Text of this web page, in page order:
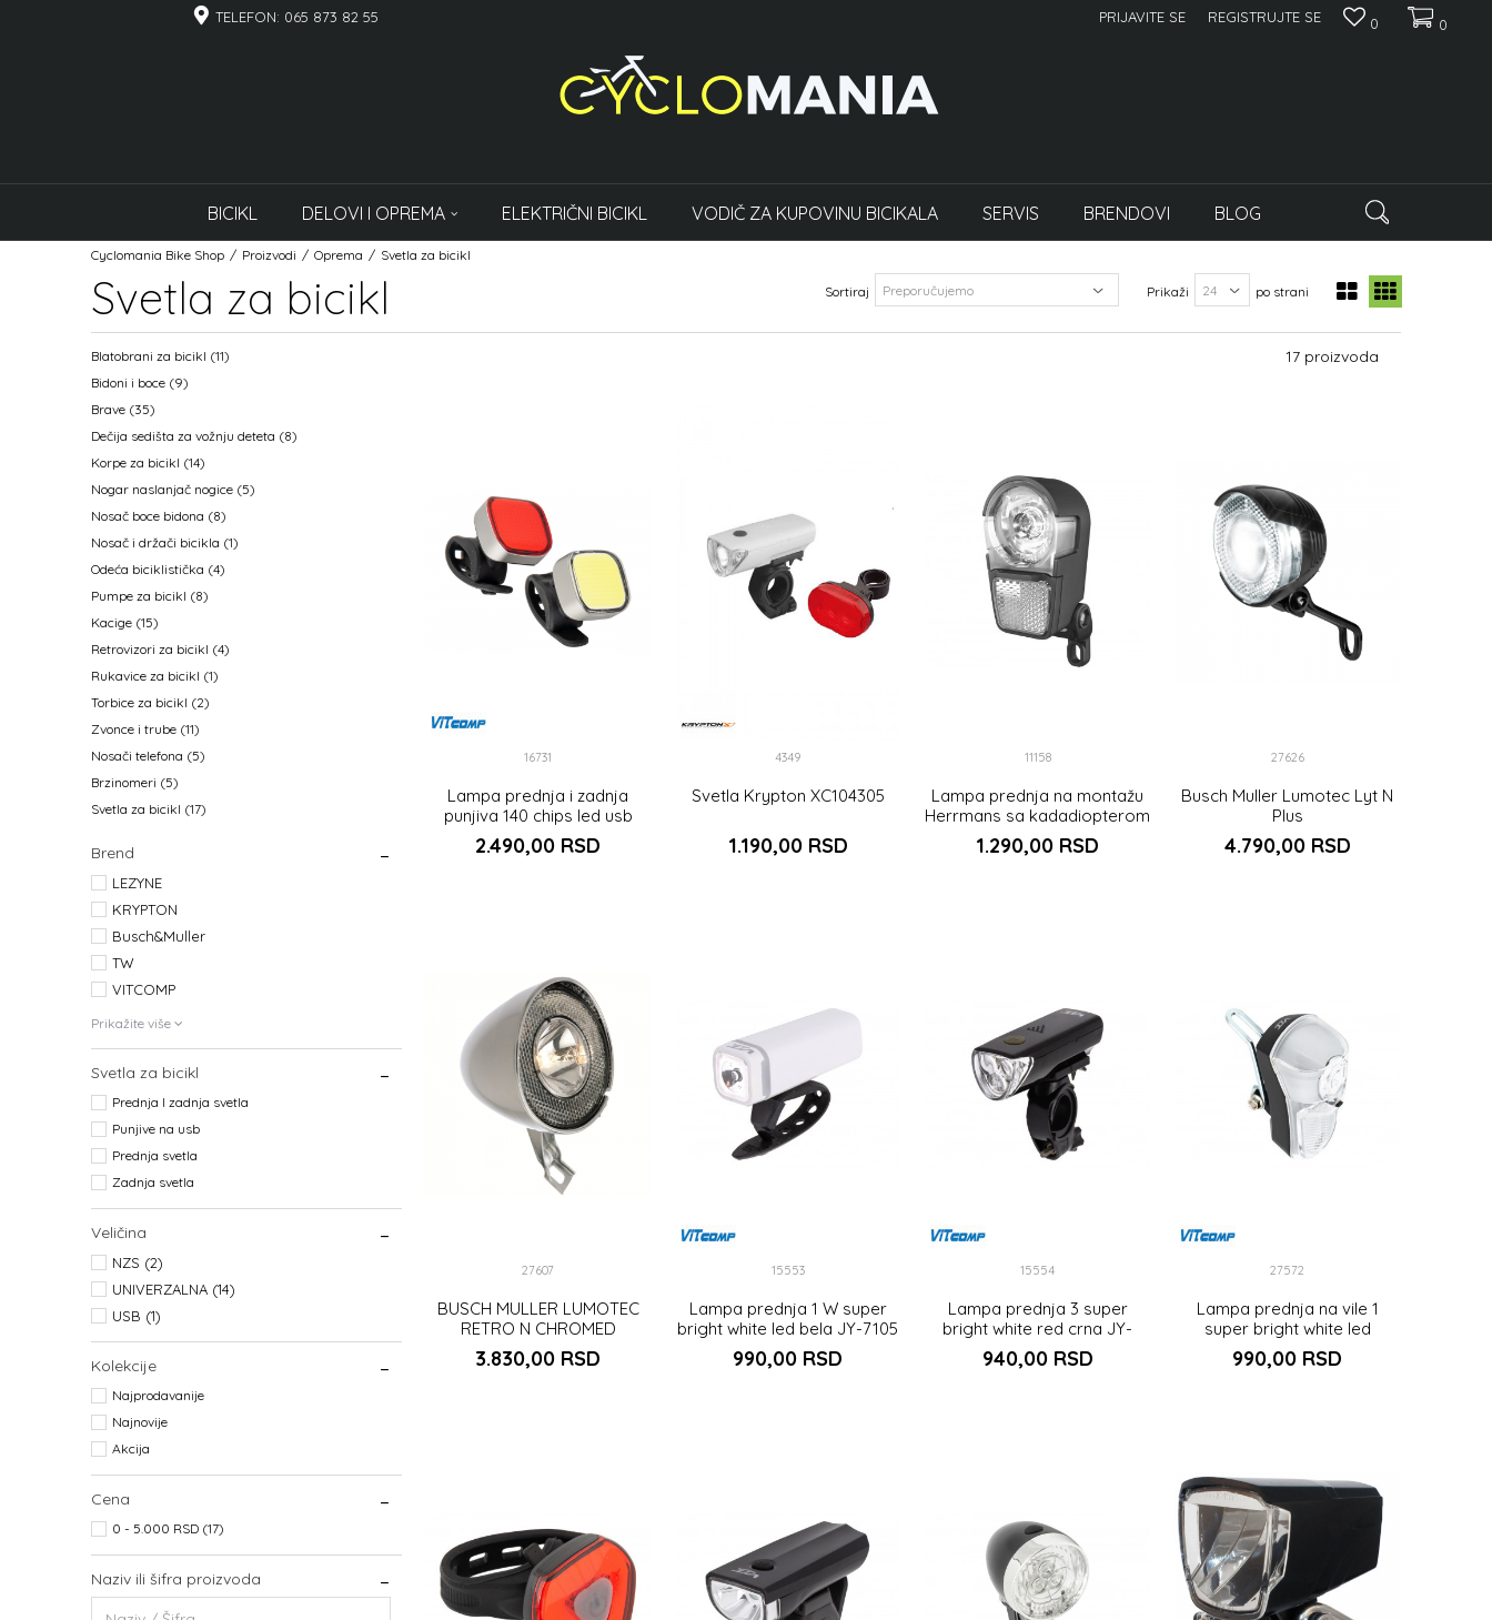
TELEFON: 065 873 82 55 0
0
PRIJAVITE SE REGISTRUJTE SE
BICIKL DELOVI I OPREMA ELEKTRIČNI BICIKL VODIČ ZA KUPOVINU BICIKALA SERVIS BRENDOVI BLOG
Cyclomania Bike Shop Proizvodi Oprema Svetla za bicikl
Svetla za bicikl Sortiraj Prikaži po strani
Blatobrani za bicikl (11)
Bidoni i boce (9)
Brave (35)
Dečija sedišta za vožnju deteta (8)
Korpe za bicikl (14)
Nogar naslanjač nogice (5)
Nosač boce bidona (8)
Nosač i držači bicikla (1)
Odeća biciklistička (4)
Pumpe za bicikl (8)
Kacige (15)
Retrovizori za bicikl (4)
Rukavice za bicikl (1)
Torbice za bicikl (2)
Zvonce i trube (11)
Nosači telefona (5)
Brzinomeri (5)
Svetla za bicikl (17)
Brend
LEZYNE
KRYPTON
Busch&Muller
TW
VITCOMP
Prikažite više
Svetla za bicikl
Prednja I zadnja svetla
Punjive na usb
Prednja svetla
Zadnja svetla
Veličina
NZS (2)
UNIVERZALNA (14)
USB (1)
Kolekcije
Najprodavanije
Najnovije
Akcija
Cena
0 - 5.000 RSD (17)
Naziv ili šifra proizvoda
17 proizvoda
16731
Lampa prednja i zadnja
punjiva 140 chips led usb
2.490,00 RSD
4349
Svetla Krypton XC104305
1.190,00 RSD
11158
Lampa prednja na montažu
Herrmans sa kadadiopterom
3W
1.290,00 RSD
27626
Busch Muller Lumotec Lyt N
Plus
4.790,00 RSD
27607
BUSCH MULLER LUMOTEC
RETRO N CHROMED
HALOGEN HEADLIGHT
3.830,00 RSD
15553
Lampa prednja 1 W super
bright white led bela JY-7105
990,00 RSD
15554
Lampa prednja 3 super
bright white red crna JY-
369C
940,00 RSD
27572
Lampa prednja na vile 1
super bright white led
990,00 RSD